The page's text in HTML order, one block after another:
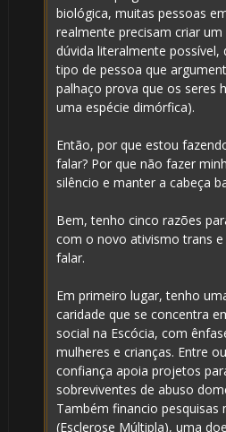
biológica, muitas pessoas
realmente precisam criar
dúvida literalmente
tipo de pessoa que
palhaço prova que os seres
uma espécie dimórfica).
Então, por que estou
falar? Por que não fazer
silêncio e manter a cabeça
Bem, tenho cinco razões
com o novo ativismo trans e
falar.
Em primeiro lugar, tenho
caridade que se concentra
social na Escócia, com
mulheres e crianças. Entre
confiança apoia projetos
sobreviventes de abuso
Também financio pesquisas
(Esclerose Múltipla), uma
🎂
⚡